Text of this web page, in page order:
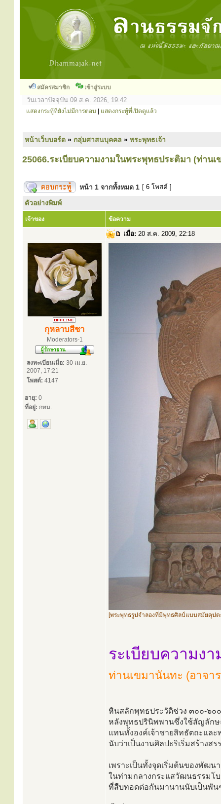
สมัครสมาชิก เข้าสู่ระบบ
วันเวลาปัจจุบัน 09 ส.ค. 2026, 19:42
แสดงกระทู้ที่ยังไม่มีการตอบ แสดงกระทู้ที่เปิดดูแล้ว
หน้าเว็บบอร์ด » กลุ่มศาสนบุคคล » พระพุทธเจ้า
25066.ระเบียบความงามในพระพุทธประติมา (ท่าน
หน้า 1 จากทั้งหมด 1 [ 6 โพสต์ ]
ตัวอย่างพิมพ์
เจ้าของ ข้อความ
เมื่อ: 20 ส.ค. 2009, 22:18
กุหลาบสีชา
Moderators-1
ลงทะเบียนเมื่อ: 30 เม.ย.
2007, 17:21
โพสต์: 4147
อายุ: 0
ที่อยู่: กทม.
[พระพุทธรูปจำลองที่มีพุทธศิลป์แบบสมัยคุปต
ระเบียบความง
ท่านเขมานันทะ (อาจา
หินสลักพุทธประวัติช่วง ๓๐๐-๖๐
หลังพุทธปรินิพพานซึ่งใช้สัญลัก
แทนทั้งองค์เจ้าชายสิทธัตถะและ
นับว่าเป็นงานศิลปะริเริ่มสร้างส
เพราะเป็นทั้งจุดเริ่มต้นของพัฒ
ในท่ามกลางกระแสวัฒนธรรมโ
ที่สืบทอดต่อกันมานานนับเป็นพัน